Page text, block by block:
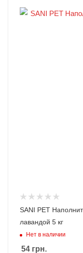
SANI PET
лавандой 5 кг
Нет в наличии
54 грн.